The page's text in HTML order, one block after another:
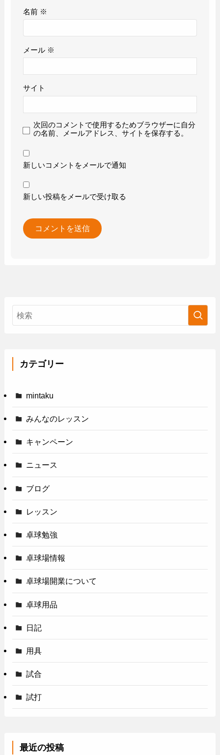
名前 ※
メール ※
サイト
次回のコメントで使用するためブラウザーに自分
の名前、メールアドレス、サイトを保存する。
新しいコメントをメールで通知
新しい投稿をメールで受け取る
カテゴリー
mintaku
みんなのレッスン
キャンペーン
ニュース
ブログ
レッスン
卓球勉強
卓球場情報
卓球場開業について
卓球用品
日記
用具
試合
試打
最近の投稿